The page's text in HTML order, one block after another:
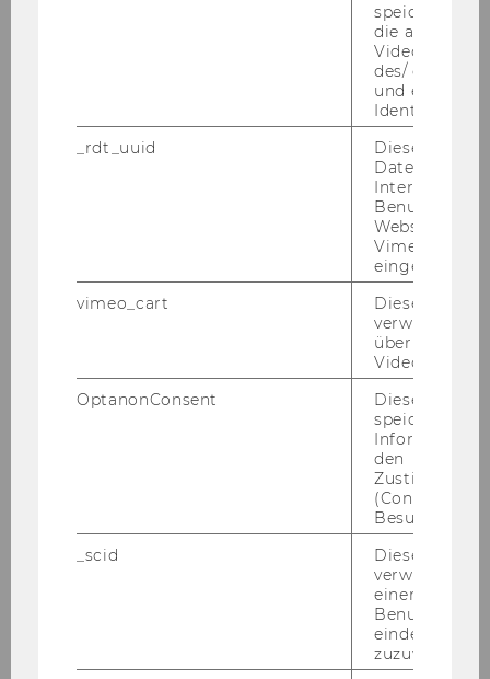
speichert
die aktuellen
des/ der
und einen
_rdt_uuid
Dieses
Daten über
Interaktionen
Websites, auf
Vimeo-Video
eingebettet
vimeo_cart
Dieses
verwendet,
überprüfen,
Video
OptanonConsent
Dieses Cookie
speichert
den
(Consent)
Besuchers.
_scid
Dieses
verwendet,
einem/einer
Benutzer*in
eindeutige ID
zuzuweisen